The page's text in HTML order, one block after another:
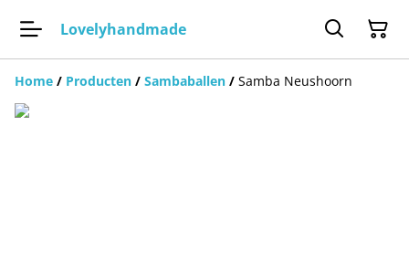
Lovelyhandmade
Home / Producten / Sambaballen / Samba Neushoorn